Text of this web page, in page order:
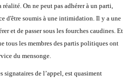
On ne peut pas adhérer à un parti,
d'être soumis à une intimidation. Il y a une
et de passer sous les fourches caudines. Et
tous les membres des partis politiques ont
du mensonge.
de l’appel, est quasiment